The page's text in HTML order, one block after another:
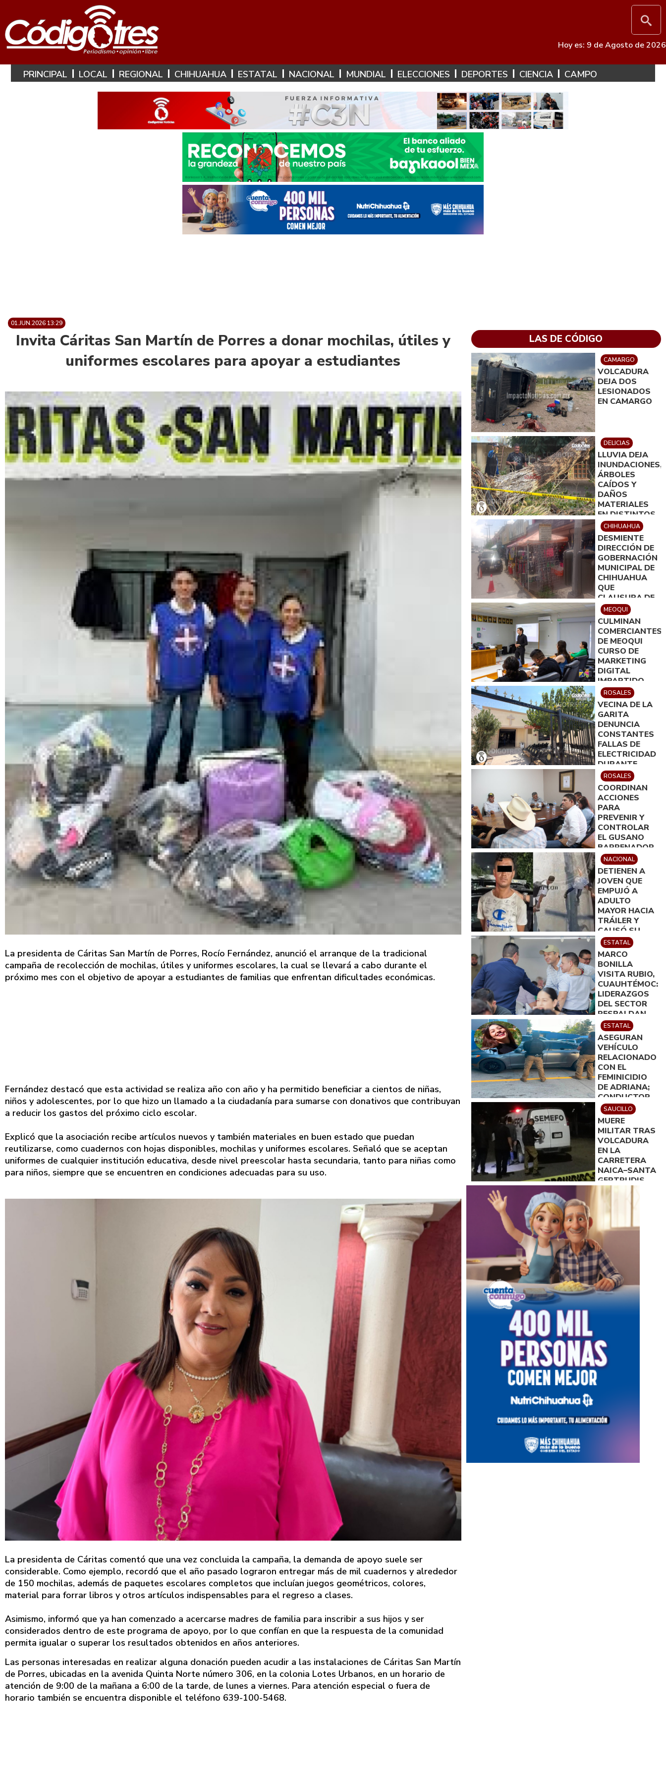
Hoy es: 9 de Agosto de 2026
PRINCIPAL LOCAL REGIONAL CHIHUAHUA ESTATAL NACIONAL MUNDIAL ELECCIONES DEPORTES CIENCIA CAMPO
01.JUN.2026 13:29
Invita Cáritas San Martín de Porres a donar mochilas, útiles y
uniformes escolares para apoyar a estudiantes
La presidenta de Cáritas San Martín de Porres, Rocío Fernández, anunció el arranque de la tradicional
campaña de recolección de mochilas, útiles y uniformes escolares, la cual se llevará a cabo durante el
próximo mes con el objetivo de apoyar a estudiantes de familias que enfrentan dificultades económicas.
Fernández destacó que esta actividad se realiza año con año y ha permitido beneficiar a cientos de niñas,
niños y adolescentes, por lo que hizo un llamado a la ciudadanía para sumarse con donativos que contribuyan
a reducir los gastos del próximo ciclo escolar.
Explicó que la asociación recibe artículos nuevos y también materiales en buen estado que puedan
reutilizarse, como cuadernos con hojas disponibles, mochilas y uniformes escolares. Señaló que se aceptan
uniformes de cualquier institución educativa, desde nivel preescolar hasta secundaria, tanto para niñas como
para niños, siempre que se encuentren en condiciones adecuadas para su uso.
La presidenta de Cáritas comentó que una vez concluida la campaña, la demanda de apoyo suele ser
considerable. Como ejemplo, recordó que el año pasado lograron entregar más de mil cuadernos y alrededor
de 150 mochilas, además de paquetes escolares completos que incluían juegos geométricos, colores,
material para forrar libros y otros artículos indispensables para el regreso a clases.
Asimismo, informó que ya han comenzado a acercarse madres de familia para inscribir a sus hijos y ser
considerados dentro de este programa de apoyo, por lo que confían en que la respuesta de la comunidad
permita igualar o superar los resultados obtenidos en años anteriores.
Las personas interesadas en realizar alguna donación pueden acudir a las instalaciones de Cáritas San Martín
de Porres, ubicadas en la avenida Quinta Norte número 306, en la colonia Lotes Urbanos, en un horario de
atención de 9:00 de la mañana a 6:00 de la tarde, de lunes a viernes. Para atención especial o fuera de
horario también se encuentra disponible el teléfono 639-100-5468.
LAS DE CÓDIGO
CAMARGO
VOLCADURA
DEJA DOS
LESIONADOS
EN CAMARGO
DELICIAS
LLUVIA DEJA
INUNDACIONES,
ÁRBOLES
CAÍDOS Y
DAÑOS
MATERIALES
EN DISTINTOS
PUNTOS DE
DELICIAS
CHIHUAHUA
DESMIENTE
DIRECCIÓN DE
GOBERNACIÓN
MUNICIPAL DE
CHIHUAHUA
QUE
CLAUSURA DE
RESPONDIERA
A MOTIVOS
POLÍTICOS
MEOQUI
CULMINAN
COMERCIANTES
DE MEOQUI
CURSO DE
MARKETING
DIGITAL
IMPARTIDO
POR ICATECH
ROSALES
VECINA DE LA
GARITA
DENUNCIA
CONSTANTES
FALLAS DE
ELECTRICIDAD
DURANTE
VELACIÓN
ROSALES
COORDINAN
ACCIONES
PARA
PREVENIR Y
CONTROLAR
EL GUSANO
BARRENADOR
EN ROSALES
NACIONAL
DETIENEN A
JOVEN QUE
EMPUJÓ A
ADULTO
MAYOR HACIA
TRÁILER Y
CAUSÓ SU
MUERTE EN
MONTERREY
ESTATAL
MARCO
BONILLA
VISITA RUBIO,
CUAUHTÉMOC:
LIDERAZGOS
DEL SECTOR
RESPALDAN
SU TRABAJO
EN
CHIHUAHUA
ESTATAL
ASEGURAN
VEHÍCULO
RELACIONADO
CON EL
FEMINICIDIO
DE ADRIANA;
CONDUCTOR
FUE PUESTO A
DISPOSICIÓN
DE LA
FISCALÍA
SAUCILLO
MUERE
MILITAR TRAS
VOLCADURA
EN LA
CARRETERA
NAICA–SANTA
GERTRUDIS